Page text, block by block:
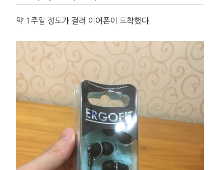
약 1주일 정도가 걸려 이어폰이 도착했다.